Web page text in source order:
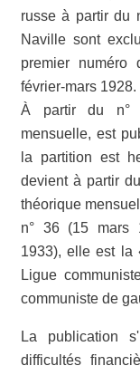
russe à partir du
Naville sont
premier
février-mars 1928.
À partir du n°
mensuelle, est
la partition est
devient à partir
théorique
n° 36 (15 mars
1933), elle est la
Ligue
communiste de
La publication
difficultés